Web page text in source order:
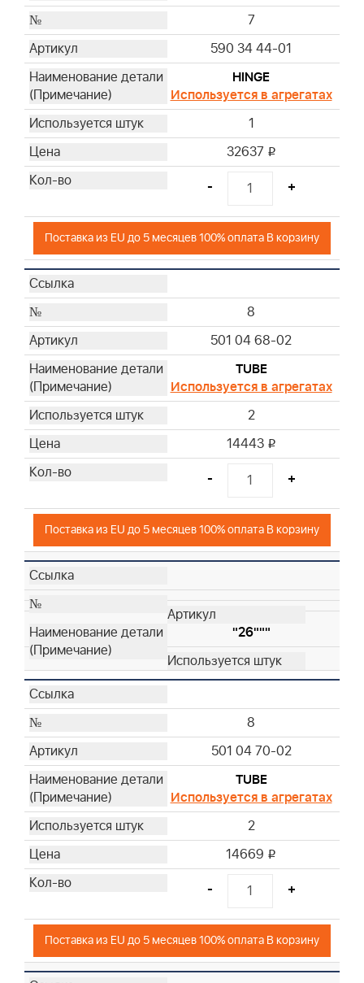
7
590 34 44-01
HINGE
Используется в агрегатах
1
32637 i
- +
Поставка из EU до 5 месяцев 100% оплата В корзину
8
501 04 68-02
TUBE
Используется в агрегатах
2
14443 i
- +
Поставка из EU до 5 месяцев 100% оплата В корзину
"26"""
8
501 04 70-02
TUBE
Используется в агрегатах
2
14669 i
- +
Поставка из EU до 5 месяцев 100% оплата В корзину